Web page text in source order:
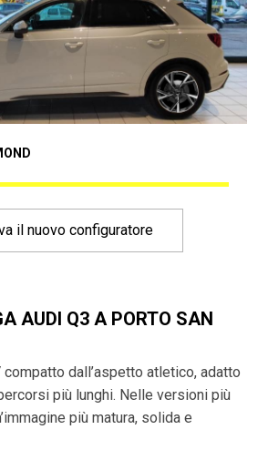
il nuovo configuratore
AUDI Q3 A PORTO SAN
compatto dall’aspetto atletico, adatto
più lunghi. Nelle versioni più
più matura, solida e